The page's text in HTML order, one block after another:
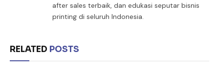
after sales terbaik, dan edukasi seputar bisnis
printing di seluruh Indonesia.
RELATED POSTS